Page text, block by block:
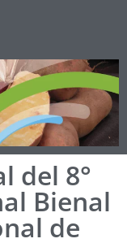
del 8°
Bienal
de